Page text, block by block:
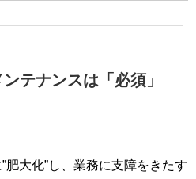
テナンスは「必須」
大化”し、業務に支障をきたす